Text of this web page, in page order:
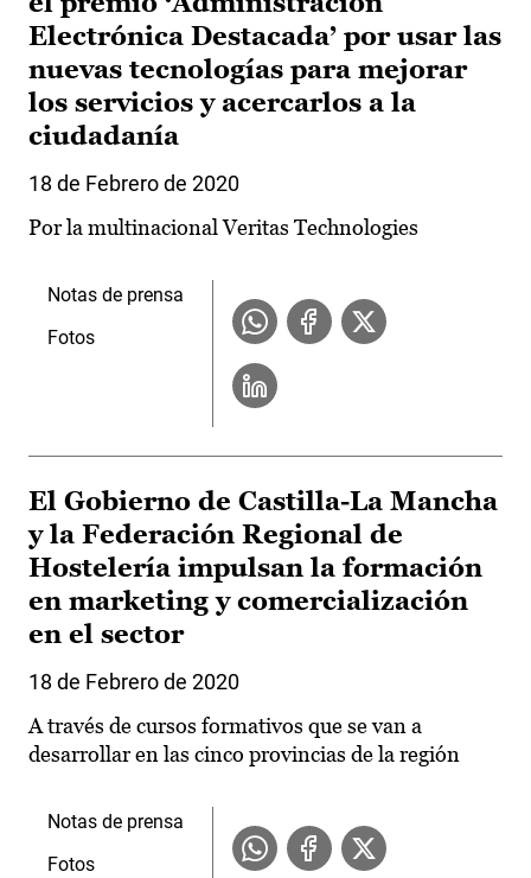
Electrónica Destacada’ por usar las
nuevas tecnologías para mejorar
los servicios y acercarlos a la
ciudadanía
18 de Febrero de 2020
Por la multinacional Veritas Technologies
Notas de prensa
Fotos
El Gobierno de Castilla-La Mancha
y la Federación Regional de
Hostelería impulsan la formación
en marketing y comercialización
en el sector
18 de Febrero de 2020
A través de cursos formativos que se van a
desarrollar en las cinco provincias de la región
Notas de prensa
Fotos